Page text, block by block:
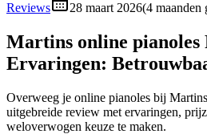
Reviews 28 maart 2026(4 maanden
Martins online pianoles
Ervaringen:
Overweeg je online pianoles bij
uitgebreide review met ervaringen,
weloverwogen keuze te maken.